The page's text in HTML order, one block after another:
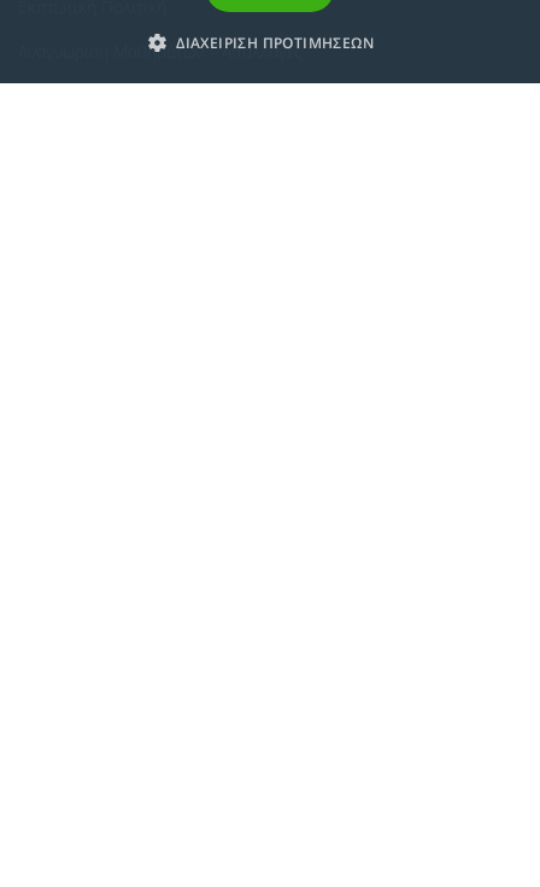
Αναγνώριση Μαθημάτων – Απαλλαγές
ΔΙΑΧΕΙΡΙΣΗ ΠΡΟΤΙΜΗΣΕΩΝ